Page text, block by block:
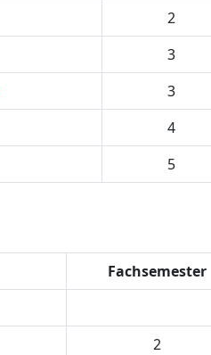
2
3
3
4
5
Fachsemester
2